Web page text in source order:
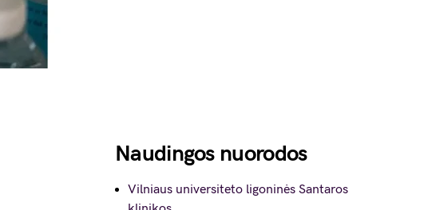
Naudingos nuorodos
Vilniaus universiteto ligoninės Santaros